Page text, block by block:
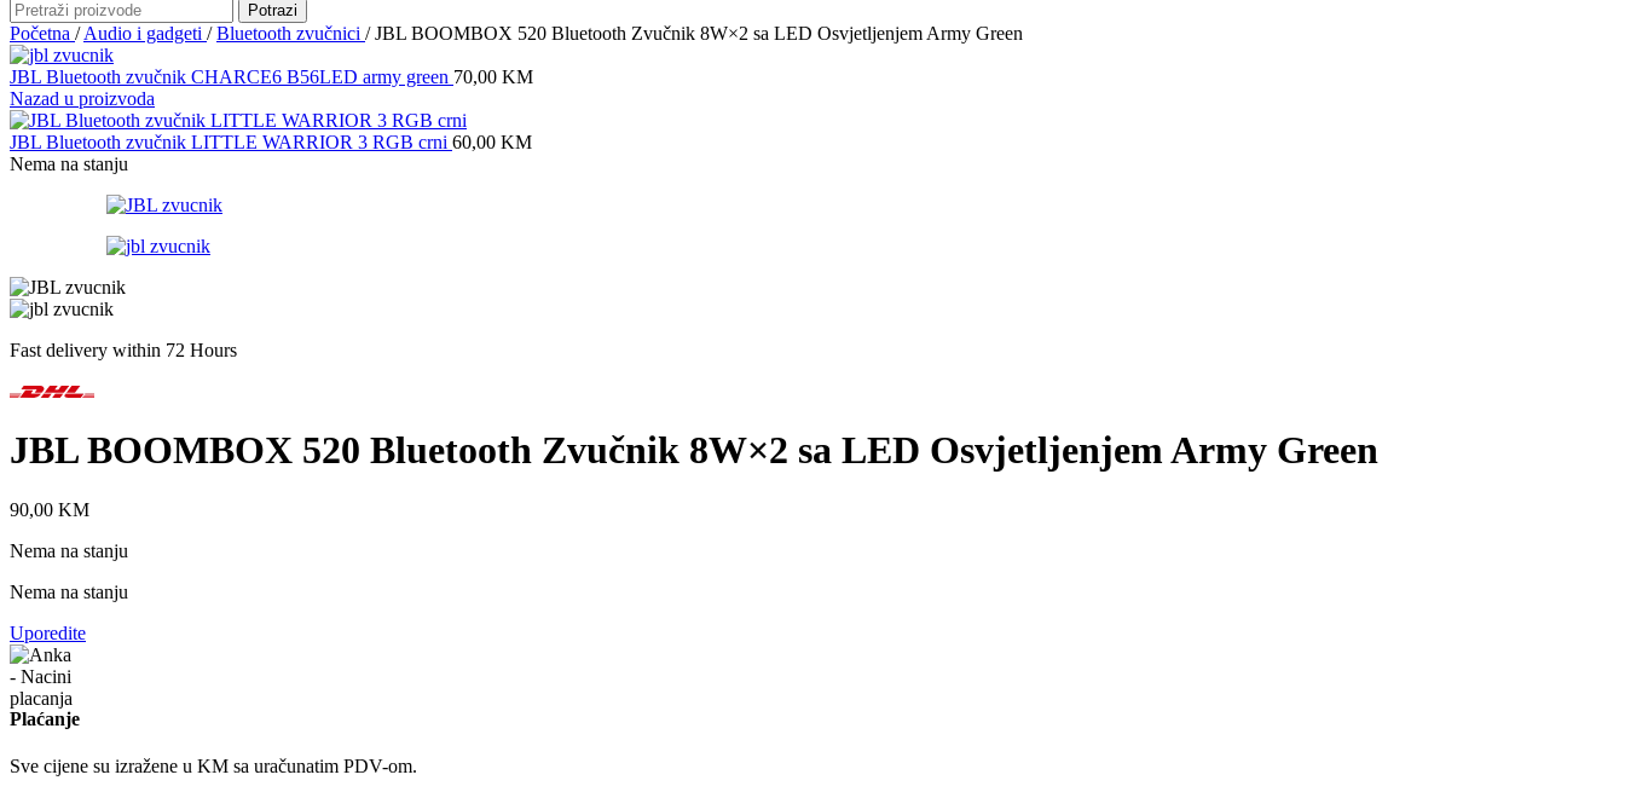
Potrazi
Početna / Audio i gadgeti / Bluetooth zvučnici / JBL BOOMBOX 520 Bluetooth Zvučnik 8W×2 sa LED Osvjetljenjem Army Green
JBL Bluetooth zvučnik CHARCE6 B56LED army green 70,00 KM
Nazad u proizvoda
JBL Bluetooth zvučnik LITTLE WARRIOR 3 RGB crni 60,00 KM
Nema na stanju
Fast delivery within 72 Hours
JBL BOOMBOX 520 Bluetooth Zvučnik 8W×2 sa LED Osvjetljenjem Army Green
90,00 KM
Nema na stanju
Nema na stanju
Uporedite
Plaćanje
Sve cijene su izražene u KM sa uračunatim PDV-om.